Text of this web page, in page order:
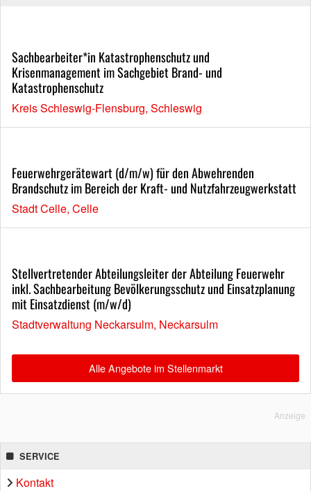
Sachbearbeiter*in Katastrophenschutz und
Krisenmanagement im Sachgebiet Brand- und
Katastrophenschutz
Kreis Schleswig-Flensburg, Schleswig
Feuerwehrgerätewart (d/m/w) für den Abwehrenden
Brandschutz im Bereich der Kraft- und Nutzfahrzeugwerkstatt
Stadt Celle, Celle
Stellvertretender Abteilungsleiter der Abteilung Feuerwehr
inkl. Sachbearbeitung Bevölkerungsschutz und Einsatzplanung
mit Einsatzdienst (m/w/d)
Stadtverwaltung Neckarsulm, Neckarsulm
Alle Angebote im Stellenmarkt
Anzeige
SERVICE
Kontakt